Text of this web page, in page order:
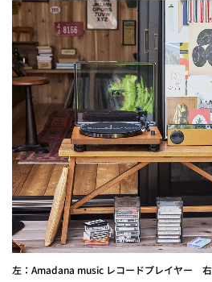
左：Amadana music レコードプレイヤー